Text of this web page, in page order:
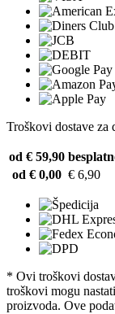
Troškovi dostave za
od € 59,90
od € 0,00 € 6,90
* Ovi troškovi
troškovi mogu
proizvoda. Ove